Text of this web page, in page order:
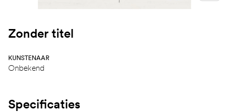
Zonder titel
KUNSTENAAR
Onbekend
Specificaties